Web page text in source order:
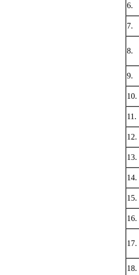
6.
7.
8.
9.
10.
11.
12.
13.
14.
15.
16.
17.
18.